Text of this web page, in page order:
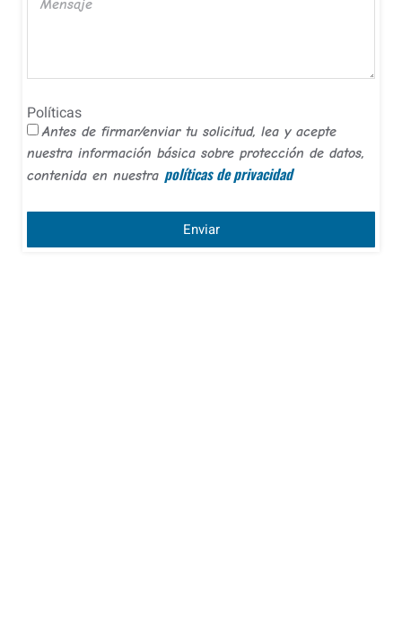
Políticas
Antes de firmar/enviar tu solicitud, lea y acepte
nuestra información básica sobre protección de datos,
contenida en nuestra políticas de privacidad
Enviar